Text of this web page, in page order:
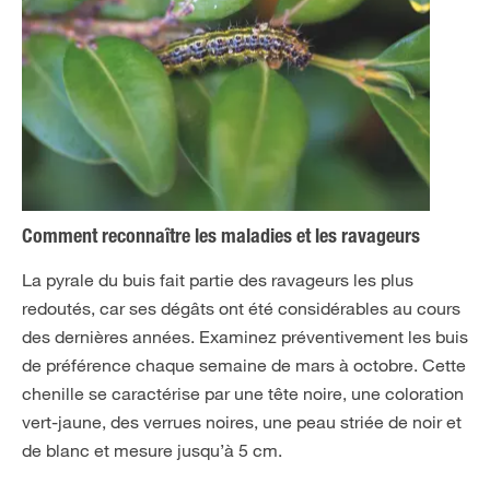
Comment reconnaître les maladies et les ravageurs
La pyrale du buis fait partie des ravageurs les plus
redoutés, car ses dégâts ont été considérables au cours
des dernières années. Examinez préventivement les buis
de préférence chaque semaine de mars à octobre. Cette
chenille se caractérise par une tête noire, une coloration
vert-jaune, des verrues noires, une peau striée de noir et
de blanc et mesure jusqu’à 5 cm.